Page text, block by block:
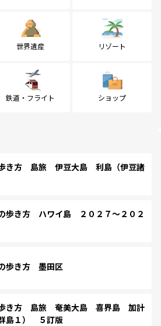
世界遺産 リゾート
鉄道・フライト ショップ
き方 島旅 伊豆大島 利島（伊豆諸
歩き方 ハワイ島 ２０２７～２０２
歩き方 墨田区
き方 島旅 奄美大島 喜界島 加計
島１） ５訂版